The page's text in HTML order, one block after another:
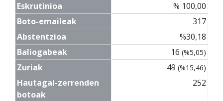
Eskrutinioa
% 100,00
Boto-emaileak
317
Abstentzioa
%30,18
Baliogabeak
16 (%5,05)
Zuriak 49 (%15,46)
Hautagai-zerrenden
botoak
252